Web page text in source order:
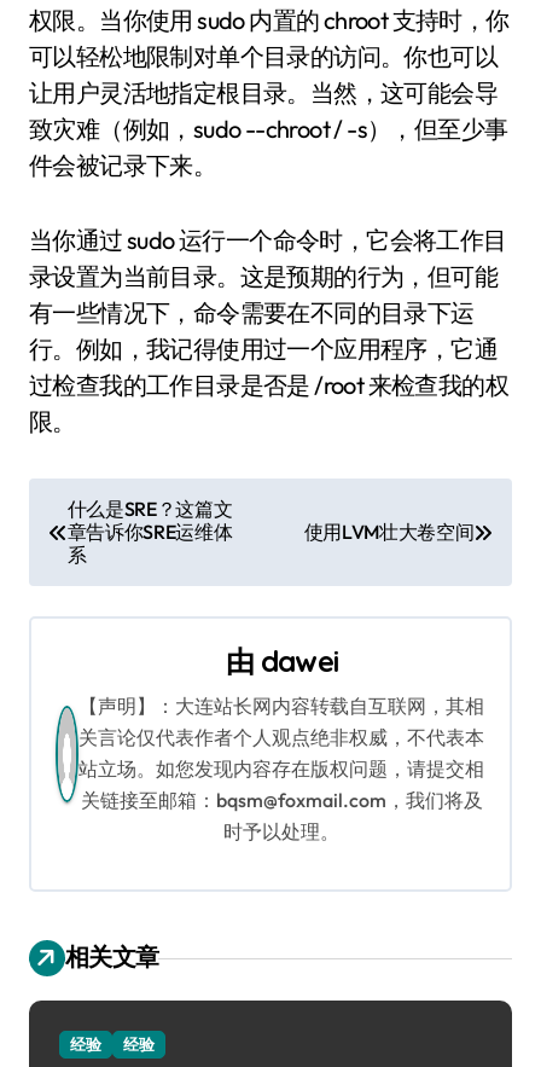
权限。当你使用 sudo 内置的 chroot 支持时，你
可以轻松地限制对单个目录的访问。你也可以
让用户灵活地指定根目录。当然，这可能会导
致灾难（例如，sudo --chroot / -s），但至少事
件会被记录下来。
当你通过 sudo 运行一个命令时，它会将工作目
录设置为当前目录。这是预期的行为，但可能
有一些情况下，命令需要在不同的目录下运
行。例如，我记得使用过一个应用程序，它通
过检查我的工作目录是否是 /root 来检查我的权
限。
章
导
什么是SRE？这篇文
章告诉你SRE运维体
系
使用LVM壮大卷空间
由 dawei
【声明】：大连站长网内容转载自互联网，其相
关言论仅代表作者个人观点绝非权威，不代表本
站立场。如您发现内容存在版权问题，请提交相
关链接至邮箱：bqsm@foxmail.com，我们将及
时予以处理。
相关文章
经验 经验